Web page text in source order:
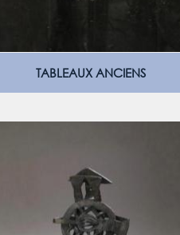
TABLEAUX ANCIENS